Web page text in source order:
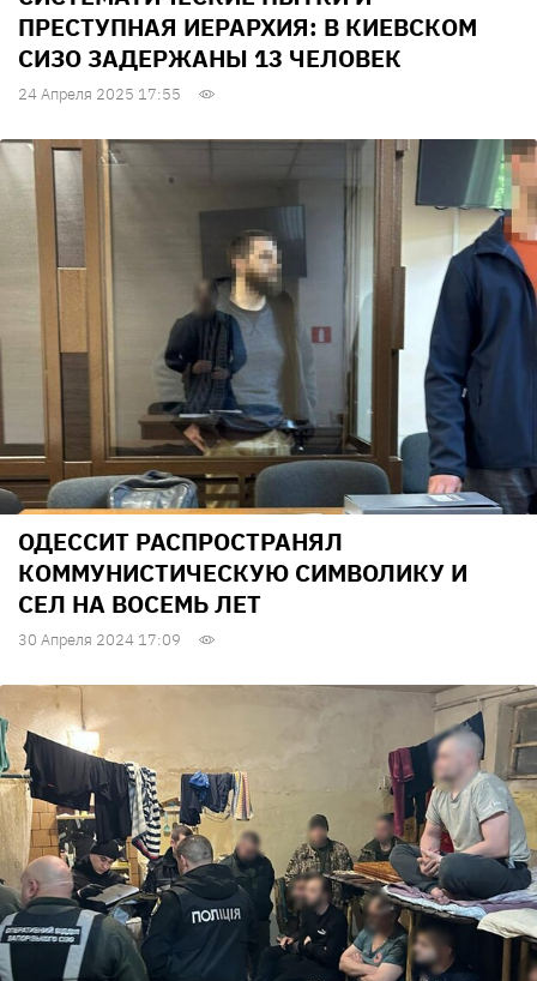
ПРЕСТУПНАЯ ИЕРАРХИЯ: В КИЕВСКОМ
СИЗО ЗАДЕРЖАНЫ 13 ЧЕЛОВЕК
24 Апреля 2025 17:55
ОДЕССИТ РАСПРОСТРАНЯЛ
КОММУНИСТИЧЕСКУЮ СИМВОЛИКУ И
СЕЛ НА ВОСЕМЬ ЛЕТ
30 Апреля 2024 17:09